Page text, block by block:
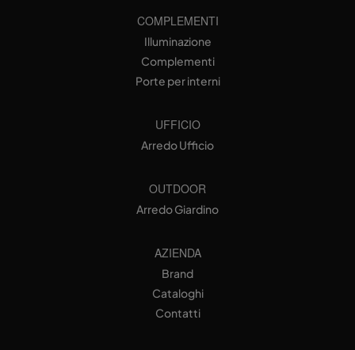
COMPLEMENTI
Illuminazione
Complementi
Porte per interni
UFFICIO
Arredo Ufficio
OUTDOOR
Arredo Giardino
AZIENDA
Brand
Cataloghi
Contatti